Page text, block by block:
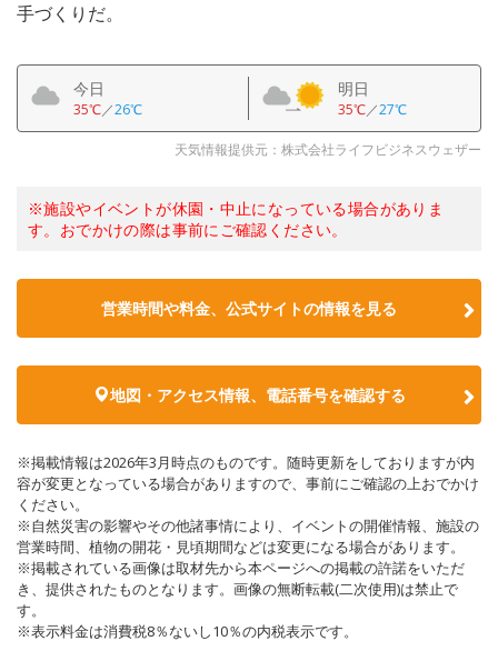
手づくりだ。
今日
35℃／26℃
明日
35℃／27℃
天気情報提供元：株式会社ライフビジネスウェザー
※施設やイベントが休園・中止になっている場合がありま
す。おでかけの際は事前にご確認ください。
営業時間や料金、公式サイトの情報を見る
地図・アクセス情報、電話番号を確認する
※掲載情報は2026年3月時点のものです。随時更新をしておりますが内
容が変更となっている場合がありますので、事前にご確認の上おでかけ
ください。
※自然災害の影響やその他諸事情により、イベントの開催情報、施設の
営業時間、植物の開花・見頃期間などは変更になる場合があります。
※掲載されている画像は取材先から本ページへの掲載の許諾をいただ
き、提供されたものとなります。画像の無断転載(二次使用)は禁止で
す。
※表示料金は消費税8％ないし10％の内税表示です。